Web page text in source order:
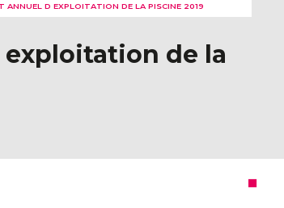
ANNUEL D EXPLOITATION DE LA PISCINE 2019
de la